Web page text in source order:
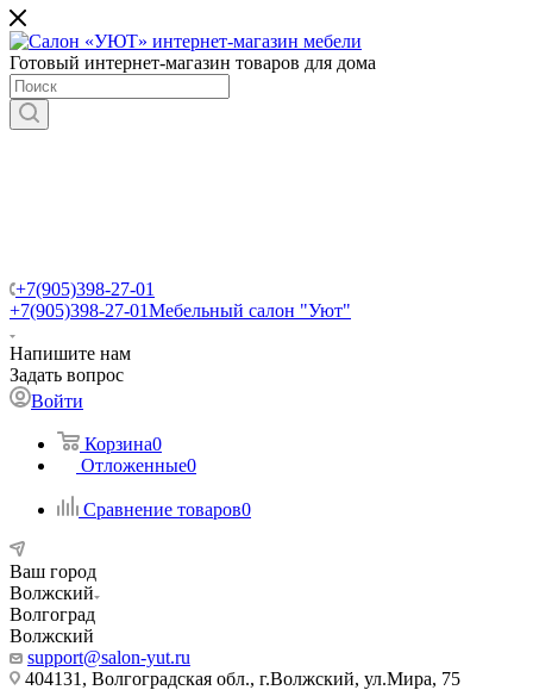
Готовый интернет-магазин товаров для дома
+7(905)398-27-01
+7(905)398-27-01Мебельный салон "Уют"
Напишите нам
Задать вопрос
Войти
Корзина0
Отложенные0
Сравнение товаров0
Ваш город
Волжский
Волгоград
Волжский
support@salon-yut.ru
404131, Волгоградская обл., г.Волжский, ул.Мира, 75